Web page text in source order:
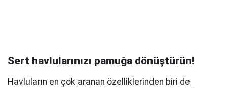
Sert havlularınızı pamuğa dönüştürün!
Havluların en çok aranan özelliklerinden biri de